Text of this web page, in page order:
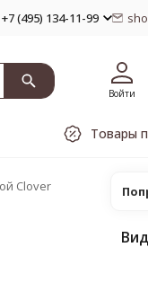
+7 (495) 134-11-99
Войти
Товары
Clover